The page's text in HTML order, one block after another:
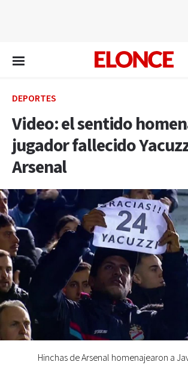
DEPORTES
Video: el sentido
jugador fallecido
Arsenal
Hinchas de Arsenal homenajearon a